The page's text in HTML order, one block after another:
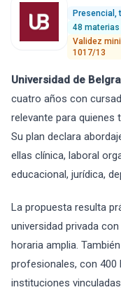
Presencial,
48
Validez
1017/13
Universidad de
cuatro años con
relevante para quienes
Su plan declara
ellas clínica, laboral
educacional, jurídica,
La propuesta resulta
universidad privada
horaria amplia.
profesionales, con
instituciones